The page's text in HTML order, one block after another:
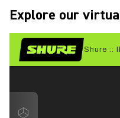
Explore our